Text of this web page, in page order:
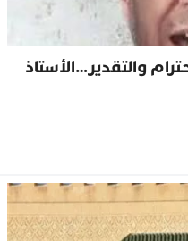
والتقدير…الأستاذ